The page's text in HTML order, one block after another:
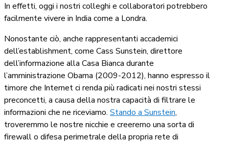
In effetti, oggi i nostri colleghi e collaboratori potrebbero
facilmente vivere in India come a Londra.
Nonostante ciò, anche rappresentanti accademici
dell’establishment, come Cass Sunstein, direttore
dell’informazione alla Casa Bianca durante
l’amministrazione Obama (2009-2012), hanno espresso il
timore che Internet ci renda più radicati nei nostri stessi
preconcetti, a causa della nostra capacità di filtrare le
informazioni che ne riceviamo. Stando a Sunstein,
troveremmo le nostre nicchie e creeremo una sorta di
firewall o difesa perimetrale della propria rete di